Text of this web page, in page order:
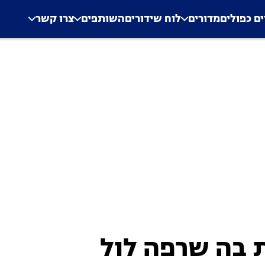
Application error: a
. כפוליםמדורים לוח שידוריםהשותפים צרו קשר
בה שרפה לול